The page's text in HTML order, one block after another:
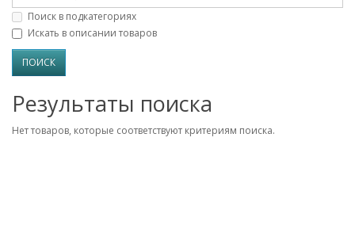
Поиск в подкатегориях
Искать в описании товаров
Результаты поиска
Нет товаров, которые соответствуют критериям поиска.